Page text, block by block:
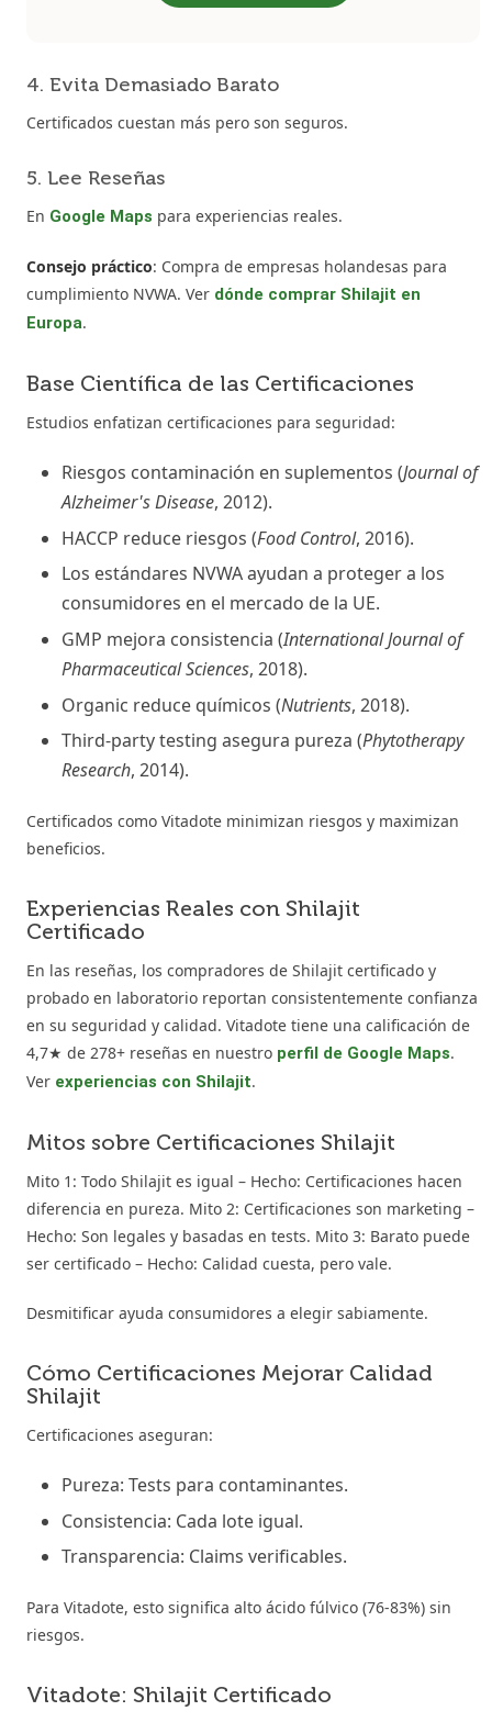
4. Evita Demasiado Barato
Certificados cuestan más pero son seguros.
5. Lee Reseñas
En Google Maps para experiencias reales.
Consejo práctico: Compra de empresas holandesas para
cumplimiento NVWA. Ver dónde comprar Shilajit en
Europa.
Base Científica de las Certificaciones
Estudios enfatizan certificaciones para seguridad:
Riesgos contaminación en suplementos (Journal of
Alzheimer's Disease, 2012).
HACCP reduce riesgos (Food Control, 2016).
Los estándares NVWA ayudan a proteger a los
consumidores en el mercado de la UE.
GMP mejora consistencia (International Journal of
Pharmaceutical Sciences, 2018).
Organic reduce químicos (Nutrients, 2018).
Third-party testing asegura pureza (Phytotherapy
Research, 2014).
Certificados como Vitadote minimizan riesgos y maximizan
beneficios.
Experiencias Reales con Shilajit
Certificado
En las reseñas, los compradores de Shilajit certificado y
probado en laboratorio reportan consistentemente confianza
en su seguridad y calidad. Vitadote tiene una calificación de
4,7★ de 278+ reseñas en nuestro perfil de Google Maps.
Ver experiencias con Shilajit.
Mitos sobre Certificaciones Shilajit
Mito 1: Todo Shilajit es igual – Hecho: Certificaciones hacen
diferencia en pureza. Mito 2: Certificaciones son marketing –
Hecho: Son legales y basadas en tests. Mito 3: Barato puede
ser certificado – Hecho: Calidad cuesta, pero vale.
Desmitificar ayuda consumidores a elegir sabiamente.
Cómo Certificaciones Mejorar Calidad
Shilajit
Certificaciones aseguran:
Pureza: Tests para contaminantes.
Consistencia: Cada lote igual.
Transparencia: Claims verificables.
Para Vitadote, esto significa alto ácido fúlvico (76-83%) sin
riesgos.
Vitadote: Shilajit Certificado